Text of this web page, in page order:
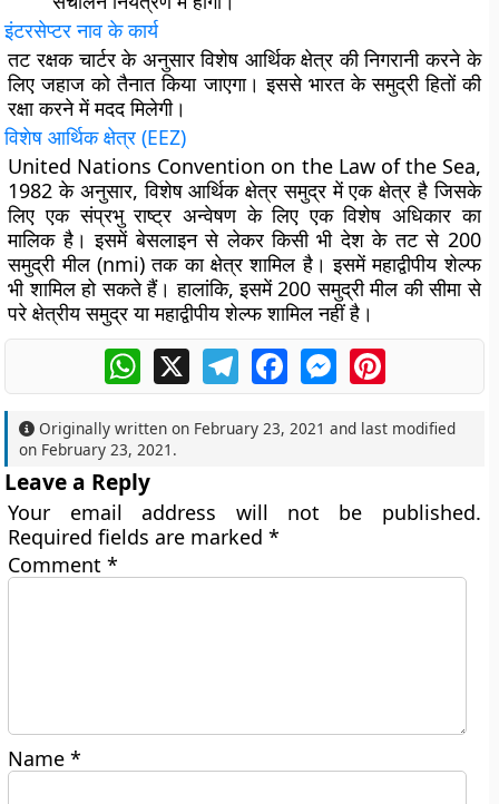
इंटरसेप्टर नाव के कार्य
तट रक्षक चार्टर के अनुसार विशेष आर्थिक क्षेत्र की निगरानी करने के
लिए जहाज को तैनात किया जाएगा। इससे भारत के समुद्री हितों की
रक्षा करने में मदद मिलेगी।
विशेष आर्थिक क्षेत्र (EEZ)
United Nations Convention on the Law of the Sea,
1982 के अनुसार, विशेष आर्थिक क्षेत्र समुद्र में एक क्षेत्र है जिसके
लिए एक संप्रभु राष्ट्र अन्वेषण के लिए एक विशेष अधिकार का
मालिक है। इसमें बेसलाइन से लेकर किसी भी देश के तट से 200
समुद्री मील (nmi) तक का क्षेत्र शामिल है। इसमें महाद्वीपीय शेल्फ
भी शामिल हो सकते हैं। हालांकि, इसमें 200 समुद्री मील की सीमा से
परे क्षेत्रीय समुद्र या महाद्वीपीय शेल्फ शामिल नहीं है।
WhatsApp
X TelegramFacebookMessengerPinterest
Originally written on February 23, 2021 and last modified
on February 23, 2021 .
Leave a Reply
Your email address will not be published.
Required fields are marked*
Comment*
Name*